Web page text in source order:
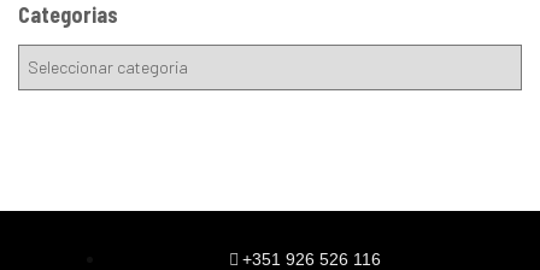
Categorias
+351 926 526 116